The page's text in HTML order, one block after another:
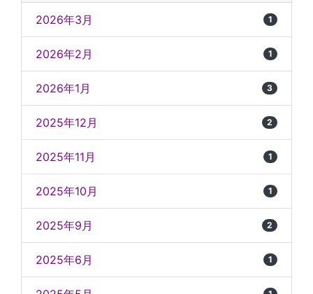
2026年3月 1
2026年2月 1
2026年1月 3
2025年12月 2
2025年11月 1
2025年10月 1
2025年9月 2
2025年6月 1